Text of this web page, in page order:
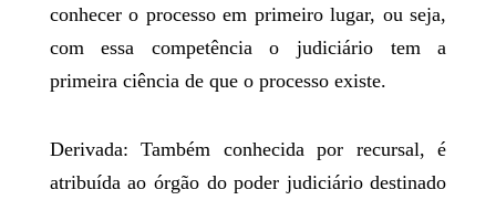
conhecer o processo em primeiro lugar, ou seja,
com essa competência o judiciário tem a
primeira ciência de que o processo existe.
Derivada: Também conhecida por recursal, é
atribuída ao órgão do poder judiciário destinado